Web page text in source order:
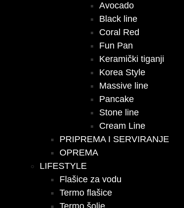
Avocado
Black line
Coral Red
Fun Pan
Keramički tiganji
Korea Style
Massive line
Pancake
Stone line
Cream Line
PRIPREMA I SERVIRANJE
OPREMA
LIFESTYLE
Flašice za vodu
Termo flašice
Termo šolje